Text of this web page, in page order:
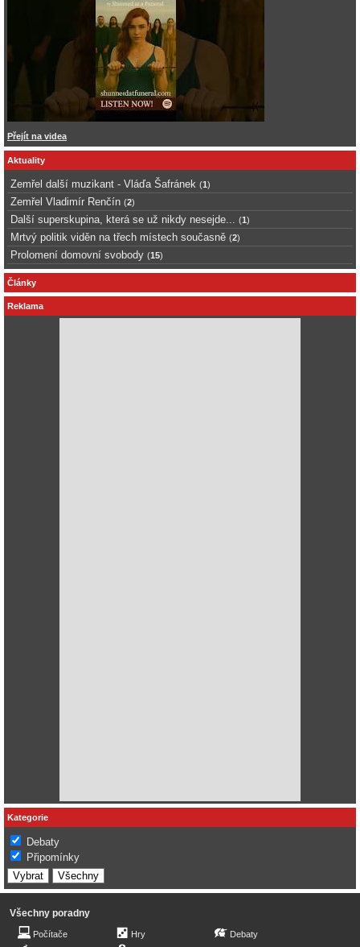
Přejít na videa
Aktuality
Zemřel další muzikant - Vláďa Šafránek (1)
Zemřel Vladimír Renčín (2)
Další superskupina, která se už nikdy nesejde... (1)
Mrtvý politik viděn na třech místech současně (2)
Prolomení domovní svobody (15)
Články
Reklama
Kategorie
Debaty
Připomínky
Všechny poradny
Počítače
Hry
Debaty